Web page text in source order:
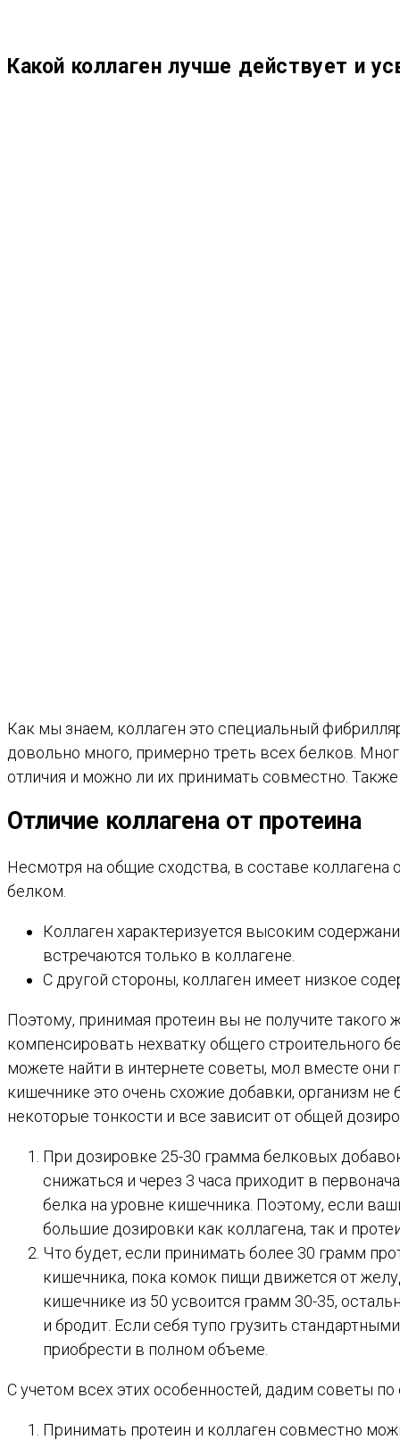
Какой коллаген лучше действует и
Как мы знаем, коллаген это специальный
довольно много, примерно треть всех белков.
отличия и можно ли их принимать совместно.
Отличие коллагена от протеина
Несмотря на общие сходства, в составе
белком.
Коллаген характеризуется высоким
встречаются только в коллагене.
С другой стороны, коллаген имеет низкое
Поэтому, принимая протеин вы не получите
компенсировать нехватку общего строительного
можете найти в интернете советы, мол вместе они
кишечнике это очень схожие добавки, организм не
некоторые тонкости и все зависит от общей
При дозировке 25-30 грамма белковых
снижаться и через 3 часа приходит в
белка на уровне кишечника. Поэтому, если
большие дозировки как коллагена, так и
Что будет, если принимать более 30 грамм
кишечника, пока комок пищи движется от
кишечнике из 50 усвоится грамм 30-35,
и бродит. Если себя тупо грузить
приобрести в полном объеме.
С учетом всех этих особенностей, дадим советы
Принимать протеин и коллаген совместно